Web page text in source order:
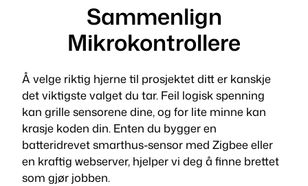
Sammenlign
Mikrokontrollere
Å velge riktig hjerne til prosjektet ditt er kanskje
det viktigste valget du tar. Feil logisk spenning
kan grille sensorene dine, og for lite minne kan
krasje koden din. Enten du bygger en
batteridrevet smarthus-sensor med Zigbee eller
en kraftig webserver, hjelper vi deg å finne brettet
som gjør jobben.